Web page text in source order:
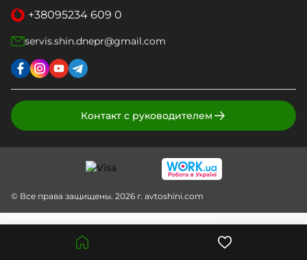
+38095234 609 0
servis.shin.dnepr@gmail.com
Контакт с руководителем
© Все права защищены. 2026 г. avtoshini.com